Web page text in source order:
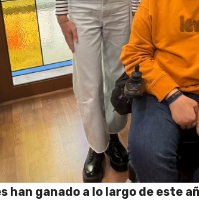
han ganado a lo largo de este